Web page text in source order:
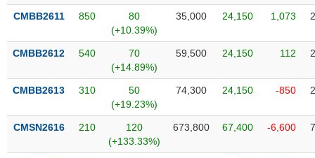
CMBB2611 850
80
(+10.39%)
35,000 24,150 1,073
CMBB2612 540
70
(+14.89%)
59,500 24,150 112
CMBB2613 310
50
(+19.23%)
74,300 24,150 -850
CMSN2616 210
120
(+133.33%)
673,800 67,400 -6,600
CHĂM
SỨC